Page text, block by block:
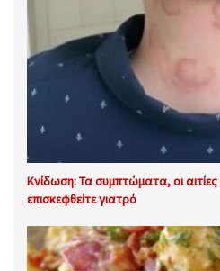
Κνίδωση: Τα συμπτώματα, οι αιτίες
επισκεφθείτε γιατρό